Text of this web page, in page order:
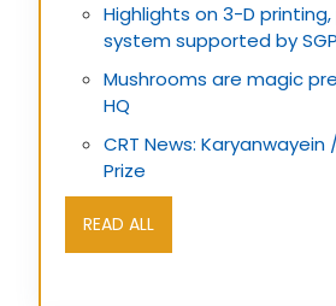
Highlights on 3-D
system supported by SGP
Mushrooms are magic
HQ
CRT News:
Prize
READ ALL